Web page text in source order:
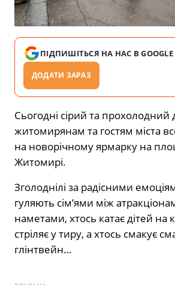
ПІДПИШІТЬСЯ НА НАС В GOOGLE
ДОДАТИ ЗАРАЗ
Сьогодні сірий та прохолодний
житомирянам та гостям міста
на новорічному ярмарку на
Житомирі.
Зголоднілі за радісними
гуляють сімʼями між
наметами, хтось катає дітей на
стріляє у тиру, а хтось смакує
глінтвейн…